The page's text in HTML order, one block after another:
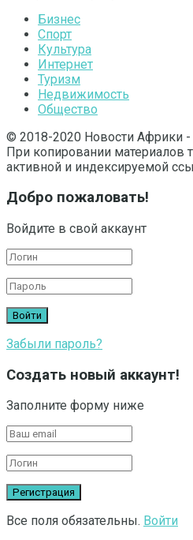
Бизнес
Спорт
Культура
Интернет
Туризм
Недвижимость
Общество
© 2018-2020 Новости Африки -
При копировании материалов
активной и индексируемой
Добро пожаловать!
Войдите в свой аккаунт
Забыли пароль?
Создать новый аккаунт!
Заполните форму ниже
Все поля обязательны. Войти